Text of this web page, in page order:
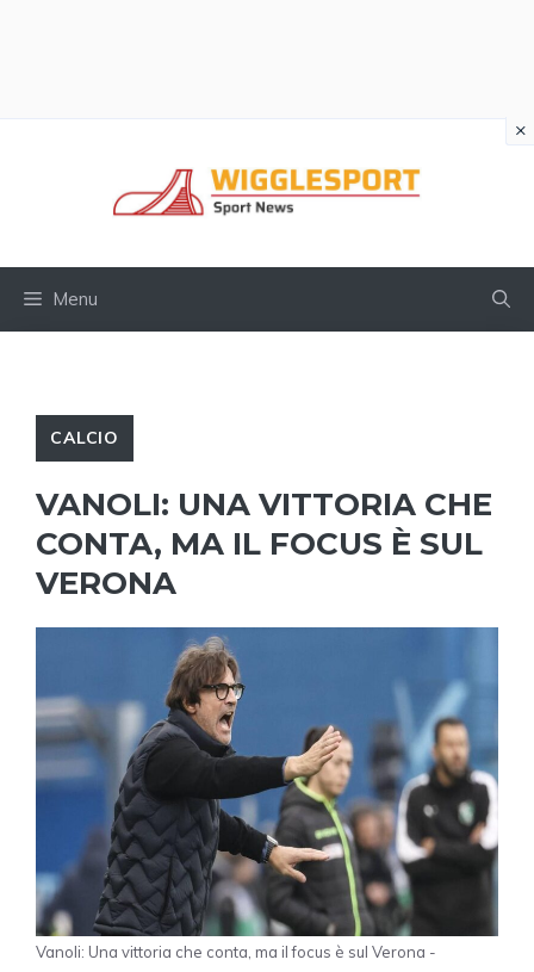
Menu
CALCIO
VANOLI: UNA VITTORIA CHE
CONTA, MA IL FOCUS È SUL
VERONA
Vanoli: Una vittoria che conta, ma il focus è sul Verona -
×